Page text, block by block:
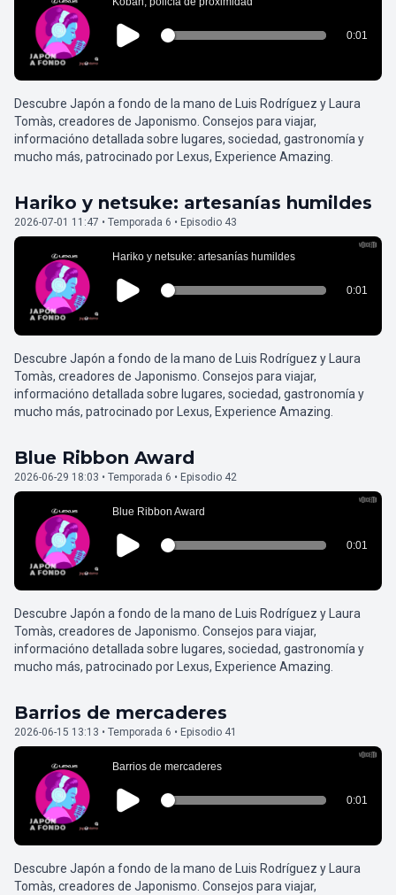
Descubre Japón a fondo de la mano de Luis Rodríguez y Laura
Tomàs, creadores de Japonismo. Consejos para viajar,
informacióno detallada sobre lugares, sociedad, gastronomía y
mucho más, patrocinado por Lexus, Experience Amazing.
Hariko y netsuke: artesanías humildes
2026-07-01 11:47 • Temporada 6 • Episodio 43
Descubre Japón a fondo de la mano de Luis Rodríguez y Laura
Tomàs, creadores de Japonismo. Consejos para viajar,
informacióno detallada sobre lugares, sociedad, gastronomía y
mucho más, patrocinado por Lexus, Experience Amazing.
Blue Ribbon Award
2026-06-29 18:03 • Temporada 6 • Episodio 42
Descubre Japón a fondo de la mano de Luis Rodríguez y Laura
Tomàs, creadores de Japonismo. Consejos para viajar,
informacióno detallada sobre lugares, sociedad, gastronomía y
mucho más, patrocinado por Lexus, Experience Amazing.
Barrios de mercaderes
2026-06-15 13:13 • Temporada 6 • Episodio 41
Descubre Japón a fondo de la mano de Luis Rodríguez y Laura
Tomàs, creadores de Japonismo. Consejos para viajar,